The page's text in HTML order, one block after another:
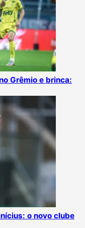
Grêmio e brinca:
o novo clube